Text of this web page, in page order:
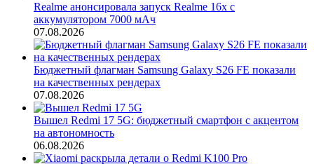
Realme анонсировала запуск Realme 16x с
аккумулятором 7000 мАч
07.08.2026
Бюджетный флагман Samsung Galaxy S26 FE показали
на качественных рендерах
07.08.2026
Вышел Redmi 17 5G: бюджетный смартфон с акцентом
на автономность
06.08.2026